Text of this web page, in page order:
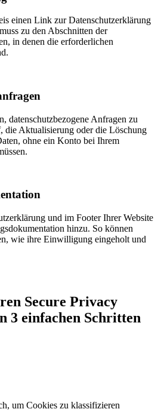
einen Link zur Datenschutzerklärung
zu den Abschnitten der
in denen die erforderlichen
datenschutzbezogene Anfragen zu
die Aktualisierung oder die Löschung
ohne ein Konto bei Ihrem
und im Footer Ihrer Website
hinzu. So können
wie ihre Einwilligung eingeholt und
Secure Privacy
3 einfachen Schritten
um Cookies zu klassifizieren